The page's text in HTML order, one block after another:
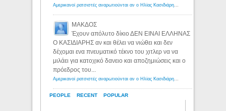
PEOPLE RECENT POPULAR
ΜΑΚΔΟΣ
Έχουν απόλυτο δίκιο ΔΕΝ ΕΙΝΑΙ ΕΛΛΗΝΑΣ
Ο ΚΑΣΙΔΙΑΡΗΣ αν και θέλει να νιώθει και δεν
δέχομαι ενα πνευματικό τέκνο του χιτλερ να να
μιλάει για κατοχικό δανειο και αποζημιώσεις και ο
πρόεδρος του...